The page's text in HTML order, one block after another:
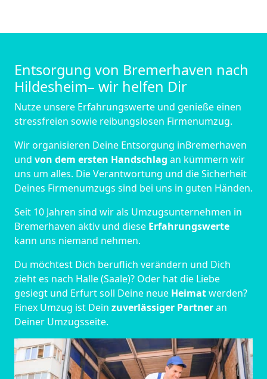
Entsorgung von Bremer­haven nach
Hildesheim– wir helfen Dir
Nutze unsere Erfahrungswerte und genieße einen
stressfreien sowie reibungslosen Firmenumzug.
Wir organisieren Deine Entsorgung inBremer­haven
und von dem ersten Handschlag an kümmern wir
uns um alles. Die Verantwortung und die Sicherheit
Deines Firmenumzugs sind bei uns in guten Händen.
Seit 10 Jahren sind wir als Umzugsunternehmen in
Bremer­haven aktiv und diese Erfahrungswerte
kann uns niemand nehmen.
Du möchtest Dich beruflich verändern und Dich
zieht es nach Halle (Saale)? Oder hat die Liebe
gesiegt und Erfurt soll Deine neue Heimatwerden?
Finex Umzug ist Dein zuverlässiger Partneran
Deiner Umzugsseite.